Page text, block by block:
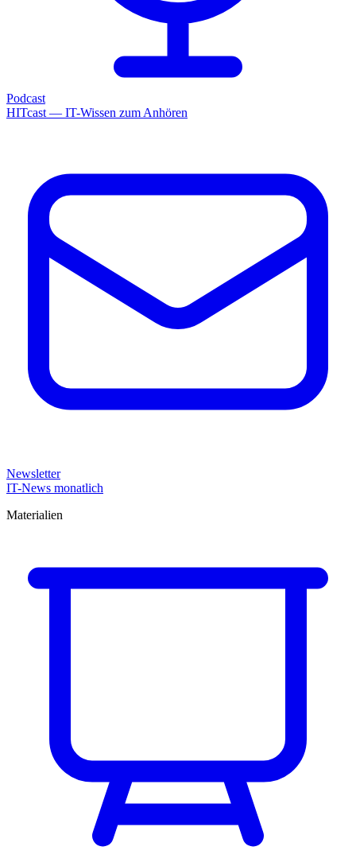
Podcast
HITcast — IT-Wissen zum Anhören
Newsletter
IT-News monatlich
Materialien